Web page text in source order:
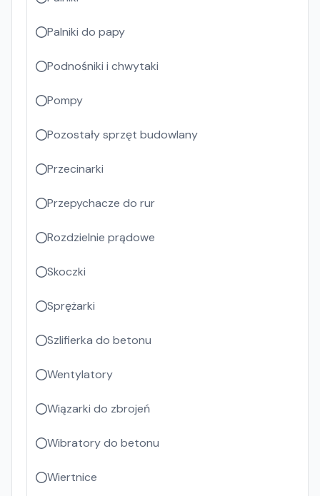
Palniki do papy
Podnośniki i chwytaki
Pompy
Pozostały sprzęt budowlany
Przecinarki
Przepychacze do rur
Rozdzielnie prądowe
Skoczki
Sprężarki
Szlifierka do betonu
Wentylatory
Wiązarki do zbrojeń
Wibratory do betonu
Wiertnice